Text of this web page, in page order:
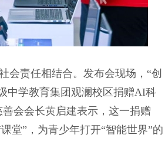
会责任相结合。发布会现场，“创
中学教育集团观澜校区捐赠AI科
会会长黄启建表示，这一捐赠
堂”，为青少年打开“智能世界”的